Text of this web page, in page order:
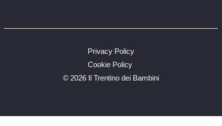
© 2026 Il Trentino dei Bambini
Privacy Policy
Cookie Policy